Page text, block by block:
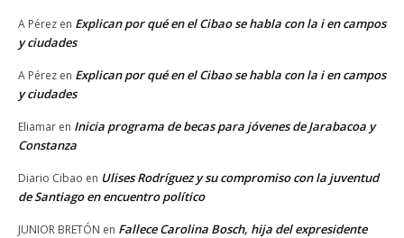
A Pérez en Explican por qué en el Cibao se habla con la i en campos
y ciudades
A Pérez en Explican por qué en el Cibao se habla con la i en campos
y ciudades
Eliamar en Inicia programa de becas para jóvenes de Jarabacoa y
Constanza
Diario Cibao en Ulises Rodríguez y su compromiso con la juventud
de Santiago en encuentro político
JUNIOR BRETÓN en Fallece Carolina Bosch, hija del expresidente